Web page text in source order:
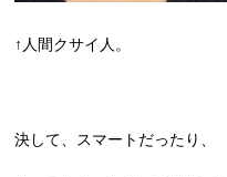
↑人間クサイ人。
決して、スマートだったり、